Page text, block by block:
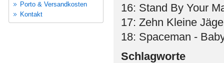
Porto & Versandkosten
Kontakt
16: Stand By Your
17: Zehn Kleine
18: Spaceman -
Schlagworte